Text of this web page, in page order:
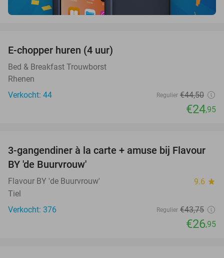
E-chopper huren (4 uur)
Bed & Breakfast Trouwborst
Rhenen
Verkocht: 44
Regulier €44,50
€24,95
38%
3-gangendiner à la carte + amuse bij Flavour
BY 'de Buurvrouw'
Flavour BY 'de Buurvrouw' 9.6 star
Tiel
Verkocht: 376
Regulier €43,75
€26,95